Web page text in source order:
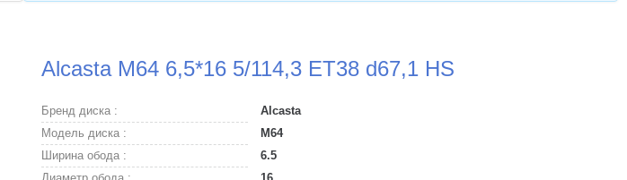
Alcasta M64 6,5*16 5/114,3 ET38 d67,1 HS
Бренд диска :
Alcasta
Модель диска :
M64
Ширина обода :
6.5